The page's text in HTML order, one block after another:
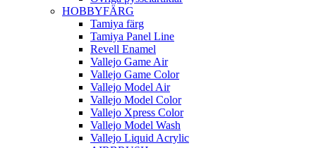
HOBBYFÄRG
Tamiya färg
Tamiya Panel Line
Revell Enamel
Vallejo Game Air
Vallejo Game Color
Vallejo Model Air
Vallejo Model Color
Vallejo Xpress Color
Vallejo Model Wash
Vallejo Liquid Acrylic